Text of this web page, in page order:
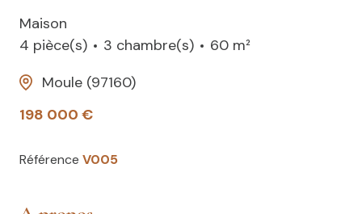
Maison
4 pièce(s)
3 chambre(s)
60 m²
Moule (97160)
198 000 €
Référence V005